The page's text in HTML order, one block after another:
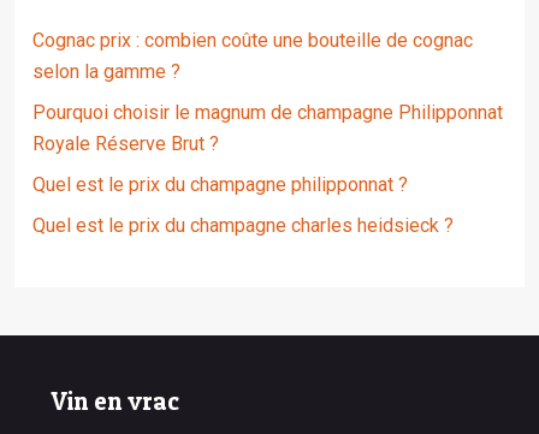
Cognac prix : combien coûte une bouteille de cognac
selon la gamme ?
Pourquoi choisir le magnum de champagne Philipponnat
Royale Réserve Brut ?
Quel est le prix du champagne philipponnat ?
Quel est le prix du champagne charles heidsieck ?
Vin en vrac